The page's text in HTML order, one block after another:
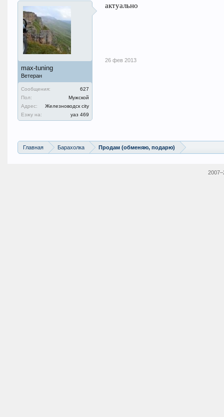
max-tuning
Ветеран
Сообщения:
627
Пол:
Мужской
Адрес:
Железноводск city
Езжу на:
уаз 469
актуально
26 фев 2013
Главная Барахолка Продам (обменяю, подарю)
2007–